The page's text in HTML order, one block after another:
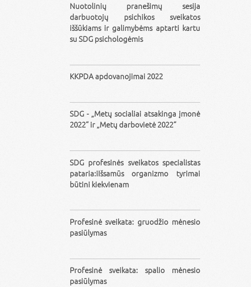
Nuotolinių pranešimų sesija
darbuotojų psichikos sveikatos
iššūkiams ir galimybėms aptarti kartu
su SDG psichologėmis
KKPDA apdovanojimai 2022
SDG - „Metų socialiai atsakinga įmonė
2022“ ir „Metų darbovietė 2022“
SDG profesinės sveikatos specialistas
pataria:iIšsamūs organizmo tyrimai
būtini kiekvienam
Profesinė sveikata: gruodžio mėnesio
pasiūlymas
Profesinė sveikata: spalio mėnesio
pasiūlymas